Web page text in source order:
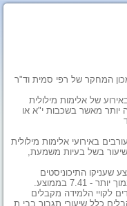
המחקר של רפי סמית וד"ר
היו מעורבים בתש"ע באירוע של אלימות מילולית
יותר מאשר בשכבות י"א או
ו-8% בלבד
ובהפרות משמעת בין בנים ובנות גדולים מאוד. 39% מהבנים היו מעורבים באירועי אלימות מילולית
פיזית, לעומת 3% מהבנות, 56% מהבנים הורחקו משיעור בשל בעיות משמעת,
10 לבית הספר שלהם. הציון הממוצע שעניקו התיכוניסטים
כבעלי לקות למידה או הפרעת קשב וריכוז. מהסקר עולה כי 35% מהתלמידים לקויי הלמידה מקבלים
הלימודים. 4% מהתלמידים קיבלו בעבר שיעורי תגבור שהופסקו, ו-61% אינם מקבלים כלל שיעורי תגבור בבי.ת